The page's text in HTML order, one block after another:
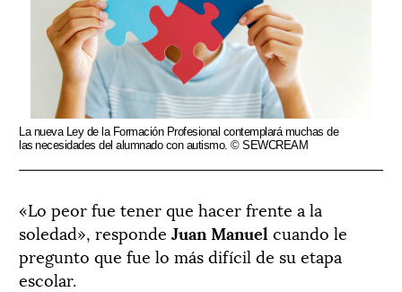
La nueva Ley de la Formación Profesional contemplará muchas de
las necesidades del alumnado con autismo. © SEWCREAM
«Lo peor fue tener que hacer frente a la
soledad», responde Juan Manuel cuando le
pregunto que fue lo más difícil de su etapa
escolar.